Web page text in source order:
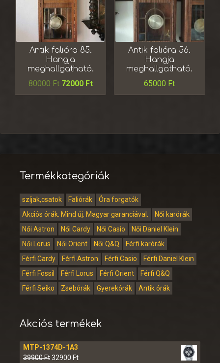
Antik falióra 85.
Hangja
meghallgatható.
80000Ft 72000 Ft
Antik falióra 56.
Hangja
meghallgatható.
65000 Ft
Termékkategóriák
szíjak,csatok Faliórák
Óra forgatók
Akciós órák. Mind új. Magyar garanciával.
Női karórák
Női Astron
Női Cardy Női Casio
Női Daniel Klein
Női Lorus
Női Orient Női Q&Q
Férfi karórák
Férfi Cardy
Férfi Astron Férfi Casio
Férfi Daniel Klein
Férfi Fossil
Férfi Lorus Férfi Orient
Férfi Q&Q
Férfi Seiko
Zsebórák Gyerekórák Antik órák
Akciós termékek
MTP-1374D-1A3
39900Ft32900 Ft